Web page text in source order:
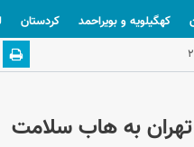
کهگیلویه و بویراحمد کردستان
تهران به هاب سلامت